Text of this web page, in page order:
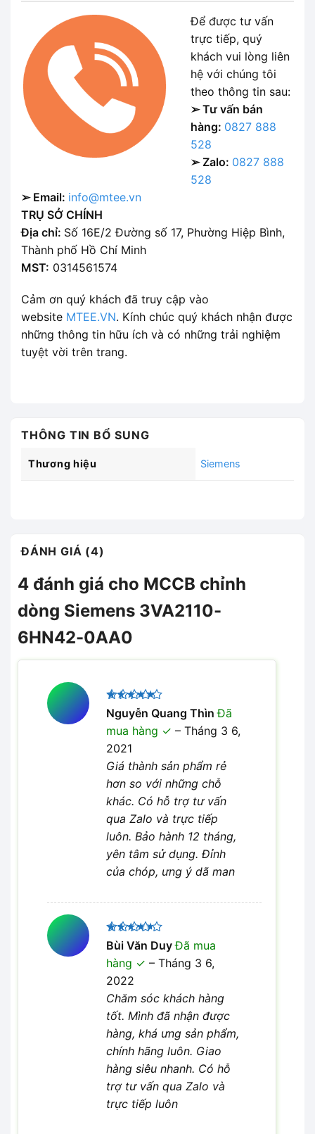
Để được tư vấn
trực tiếp, quý
khách vui lòng liên
hệ với chúng tôi
theo thông tin sau:
➢ Tư vấn bán
hàng: 0827 888
528
➢ Zalo: 0827 888
528
➢ Email: info@mtee.vn
TRỤ SỞ CHÍNH
Địa chỉ: Số 16E/2 Đường số 17, Phường Hiệp Bình,
Thành phố Hồ Chí Minh
MST: 0314561574
Cảm ơn quý khách đã truy cập vào
website MTEE.VN. Kính chúc quý khách nhận được
những thông tin hữu ích và có những trải nghiệm
tuyệt vời trên trang.
THÔNG TIN BỔ SUNG
Thương hiệu Siemens
ĐÁNH GIÁ (4)
4 đánh giá cho MCCB chỉnh
dòng Siemens 3VA2110-
6HN42-0AA0
Được xếp
hạng 5
sao
Nguyễn Quang ThìnĐã
mua hàng
– Tháng 3 6,
2021
Giá thành sản phẩm rẻ
hơn so với những chỗ
khác. Có hỗ trợ tư vấn
qua Zalo và trực tiếp
luôn. Bảo hành 12 tháng,
yên tâm sử dụng. Đỉnh
của chóp, ưng ý dã man
Được
xếp hạng
45 sao
Bùi Văn DuyĐã mua
hàng
– Tháng 3 6,
2022
Chăm sóc khách hàng
tốt. Mình đã nhận được
hàng, khá ưng sản phẩm,
chính hãng luôn. Giao
hàng siêu nhanh. Có hỗ
trợ tư vấn qua Zalo và
trực tiếp luôn